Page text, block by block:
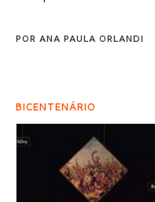
POR ANA PAULA ORLANDI
BICENTENÁRIO